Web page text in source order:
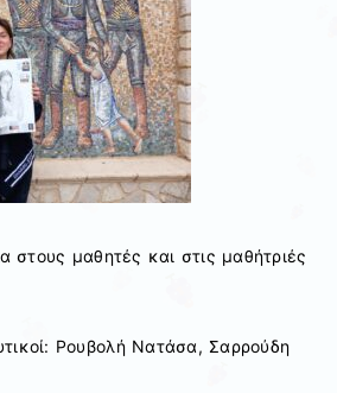
στους μαθητές και στις μαθήτριές
Ρουβολή Νατάσα, Σαρρούδη